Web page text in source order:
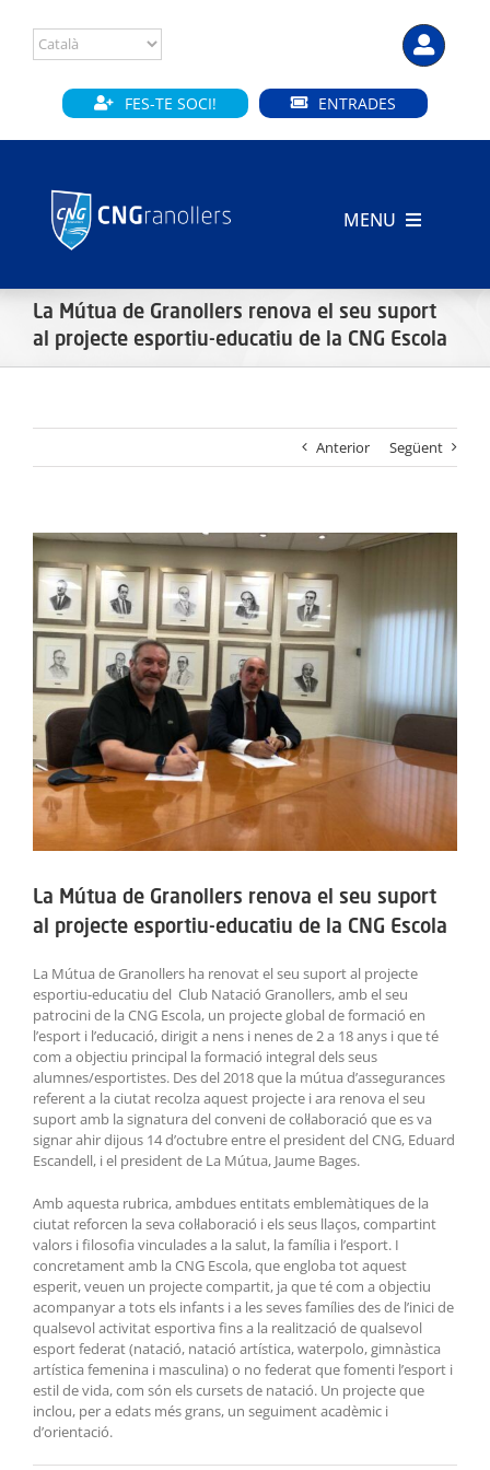
content
FES-TE SOCI! ENTRADES
MENU
CLUB
SERVEIS
INFANTS
BLOG
EMPRESES
CONTACTE
TREBALLA AMB NOSALTRES!
La Mútua de Granollers renova el seu suport
al projecte esportiu-educatiu de la CNG Escola
Anterior Següent
View
Larger
Image
La Mútua de Granollers renova el seu suport
al projecte esportiu-educatiu de la CNG Escola
La Mútua de Granollers ha renovat el seu suport al projecte
esportiu-educatiu del Club Natació Granollers, amb el seu
patrocini de la CNG Escola, un projecte global de formació en
l’esport i l’educació, dirigit a nens i nenes de 2 a 18 anys i que té
com a objectiu principal la formació integral dels seus
alumnes/esportistes. Des del 2018 que la mútua d’assegurances
referent a la ciutat recolza aquest projecte i ara renova el seu
suport amb la signatura del conveni de col·laboració que es va
signar ahir dijous 14 d’octubre entre el president del CNG, Eduard
Escandell, i el president de La Mútua, Jaume Bages.
Amb aquesta rubrica, ambdues entitats emblemàtiques de la
ciutat reforcen la seva col·laboració i els seus llaços, compartint
valors i filosofia vinculades a la salut, la família i l’esport. I
concretament amb la CNG Escola, que engloba tot aquest
esperit, veuen un projecte compartit, ja que té com a objectiu
acompanyar a tots els infants i a les seves famílies des de l’inici de
qualsevol activitat esportiva fins a la realització de qualsevol
esport federat (natació, natació artística, waterpolo, gimnàstica
artística femenina i masculina) o no federat que fomenti l’esport i
estil de vida, com són els cursets de natació. Un projecte que
inclou, per a edats més grans, un seguiment acadèmic i
d’orientació.